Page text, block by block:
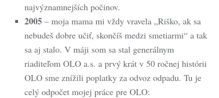
najvýznamnejších počinov.
2005 – moja mama mi vždy vravela „Riško, ak sa
nebudeš dobre učiť, skončíš medzi smetiarmi“ a tak
sa aj stalo. V máji som sa stal generálnym
riaditeľom OLO a.s. a prvý krát v 50 ročnej histórii
OLO sme znížili poplatky za odvoz odpadu. Tu je
celý odpočet mojej práce pre OLO: